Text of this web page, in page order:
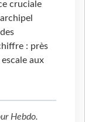
cruciale
: près
aux
Hebdo.